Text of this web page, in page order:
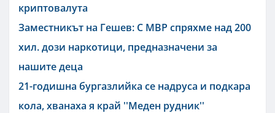
криптовалута
Заместникът на Гешев: С МВР спряхме над 200
хил. дози наркотици, предназначени за
нашите деца
21-годишна бургазлийка се надруса и подкара
кола, хванаха я край ''Меден рудник''